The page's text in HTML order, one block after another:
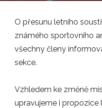
Nábor
Tréninky
O přesunu letního
známého sportovního
všechny členy
sekce.
Vzhledem ke změně
upravujeme i propozice